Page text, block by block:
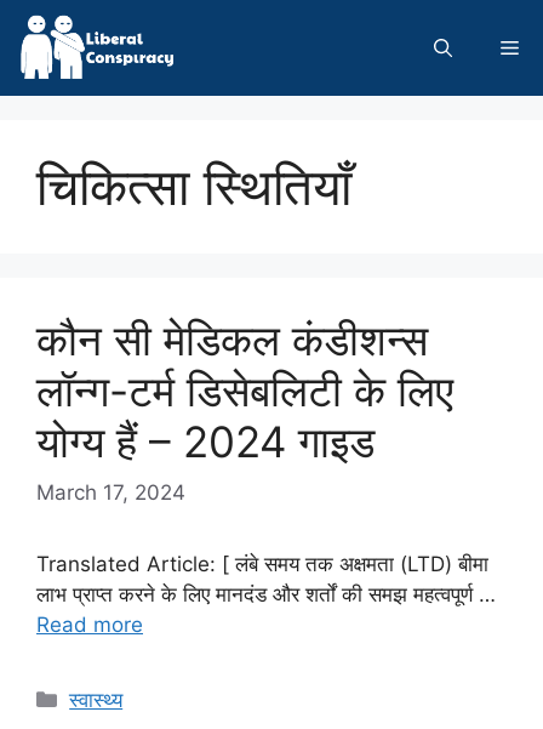
Skip
content
चिकित्सा स्थितियाँ
कौन सी मेडिकल कंडीशन्स
लॉन्ग-टर्म डिसेबलिटी के लिए
योग्य हैं – 2024 गाइड
March 17, 2024
Translated Article: [ लंबे समय तक अक्षमता (LTD) बीमा
लाभ प्राप्त करने के लिए मानदंड और शर्तों की समझ महत्वपूर्ण …
Read more
Categories
स्वास्थ्य